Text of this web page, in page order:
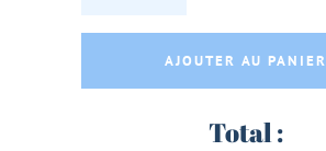
AJOUTER AU PANIER
Total :